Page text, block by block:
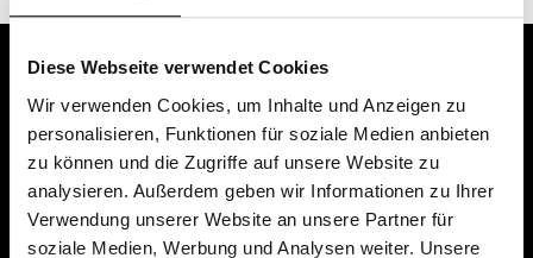
Diese Webseite verwendet Cookies
Wir verwenden Cookies, um Inhalte und Anzeigen zu
personalisieren, Funktionen für soziale Medien anbieten
zu können und die Zugriffe auf unsere Website zu
analysieren. Außerdem geben wir Informationen zu Ihrer
Verwendung unserer Website an unsere Partner für
soziale Medien, Werbung und Analysen weiter. Unsere